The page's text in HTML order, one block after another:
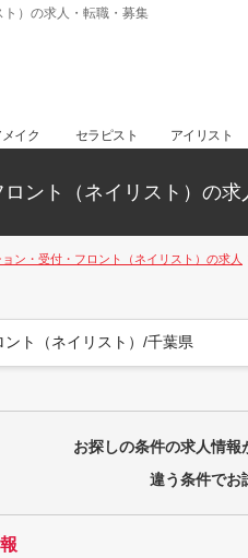
）の求人・転職・募集
イク セラピスト アイリスト
ント（ネイリスト）の求
ン・受付・フロント（ネイリスト）の求人
ト（ネイリスト）/千葉県
お探しの条件の求人情報
違う条件でお